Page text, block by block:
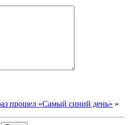
прошел «Самый синий день» »